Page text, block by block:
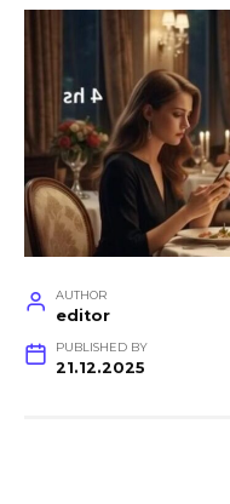
AUTHOR
editor
PUBLISHED BY
21.12.2025